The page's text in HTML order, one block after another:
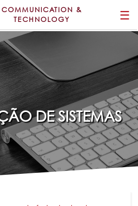
COMMUNICATION &
TECHNOLOGY
☰
DE SISTEMAS